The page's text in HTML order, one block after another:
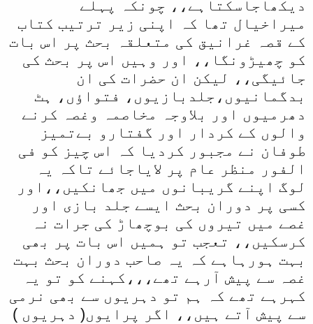
دیکھاجاسکتاہے،، چونکہ پہلے
میراخیال تھا کہ اپنی زیر ترتیب کتاب
کے قصہ غرانیق کی متعلقہ بحث پر اس بات
کو چھیڑونگا،، اور وہیں اس پر بحث کی
جائیگی،، لیکن ان حضرات کی ان
بدگمانیوں،جلدبازیوں، فتواؤں، ہٹ
دھرمیوں اور بلاوجہ مخاصمہ وغصہ کرنے
والوں کے کردار اور گفتارو بےتمیز
طوفان نے مجبور کردیا کہ اس چیز کو فی
الفور منظر عام پر لایاجائے تاکہ یہ
لوگ اپنے گریبانوں میں جھانکیں،،اور
کسی پر دوران بحث ایسے جلد بازی اور
غصے میں تیروں کی بوچھاڑ کی جرات نہ
کرسکیں،، تعجب تو ہمیں اس بات پر بھی
بہت ہورہاہے کہ یہ صاحب دوران بحث بہت
غصہ سے پیش آرہے تھے،،،کہنے کو تو یہ
کہرہے تھے کہ ہم تو دہریوں سے بھی نرمی
سے پیش آتے ہیں،، اگر پرایوں( دہریوں )